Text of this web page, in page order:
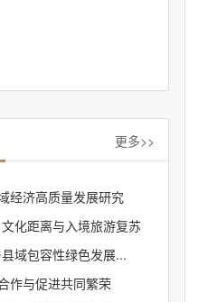
更多>>
经济高质量发展研究
化距离与入境旅游复苏
域包容性绿色发展...
作与促进共同繁荣